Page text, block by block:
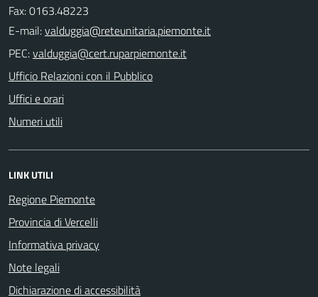
Fax: 0163.48223
E-mail:
PEC:
Ufficio Relazioni con il Pubblico
Uffici e orari
Numeri utili
LINK UTILI
Regione Piemonte
Provincia di Vercelli
Informativa privacy
Note legali
Dichiarazione di accessibilità